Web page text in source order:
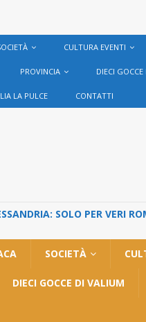
CULTURA EVENTI
PROVINCIA DIECI
LA PULCE CONTATTI
SOLO PER VERI
SOCIETÀ
DIECI GOCCE DI VALIUM